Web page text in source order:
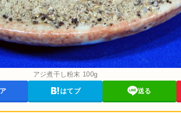
アジ煮干し粉末 100g
はてブ 送る